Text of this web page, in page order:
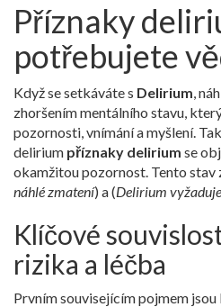
Příznaky
potřebujete
Když se setkáváte s Delirium,
zhoršením mentálního stavu,
pozornosti, vnímání a myšlení.
delirium příznaky delirium se
okamžitou pozornost. Tento stav
náhlé zmatení) a (Delirium
Klíčové
rizika a léčba
Prvním souvisejícím pojmem jsou